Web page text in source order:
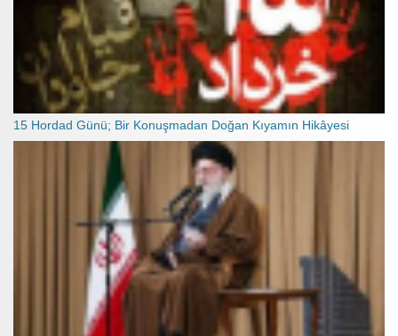
15 Hordad Günü; Bir Konuşmadan Doğan Kıyamın Hikâyesi